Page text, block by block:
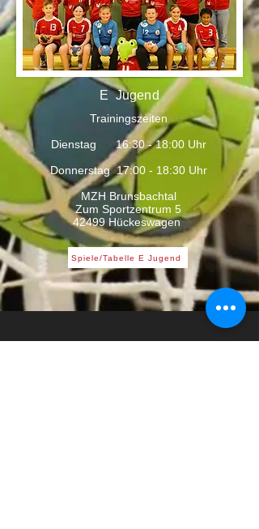
E Jugend
Trainingszeiten
Dienstag 16:30 - 18:00 Uhr
Donnerstag 17:00 - 18:30 Uhr
MZH Brunsbachtal
Zum Sportzentrum 5
42499 Hückeswagen
Spiele/Tabelle E Jugend